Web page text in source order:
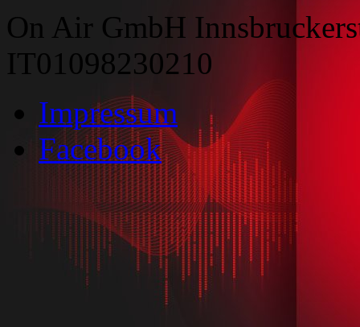
On Air GmbH
IT01098230210
Impressum
Facebook